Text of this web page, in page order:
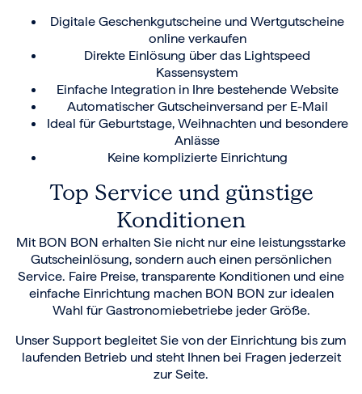
Digitale Geschenkgutscheine und Wertgutscheine
online verkaufen
Direkte Einlösung über das Lightspeed
Kassensystem
Einfache Integration in Ihre bestehende Website
Automatischer Gutscheinversand per E-Mail
Ideal für Geburtstage, Weihnachten und besondere
Anlässe
Keine komplizierte Einrichtung
Top Service und günstige
Konditionen
Mit BON BON erhalten Sie nicht nur eine leistungsstarke
Gutscheinlösung, sondern auch einen persönlichen
Service. Faire Preise, transparente Konditionen und eine
einfache Einrichtung machen BON BON zur idealen
Wahl für Gastronomiebetriebe jeder Größe.
Unser Support begleitet Sie von der Einrichtung bis zum
laufenden Betrieb und steht Ihnen bei Fragen jederzeit
zur Seite.